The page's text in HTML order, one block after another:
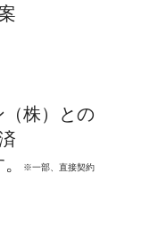
株）との
※一部、直接契約